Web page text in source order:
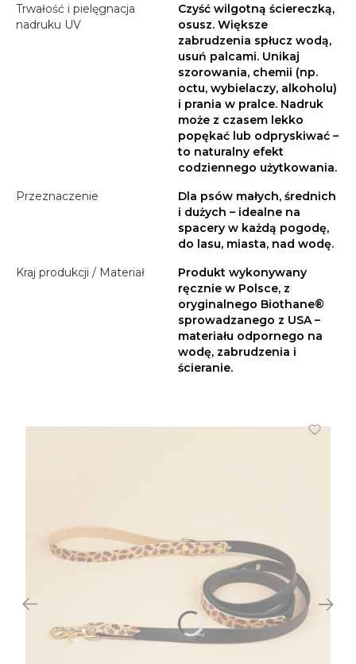
Trwałość i pielęgnacja
nadruku UV
Czyść wilgotną ściereczką,
osusz. Większe
zabrudzenia spłucz wodą,
usuń palcami. Unikaj
szorowania, chemii (np.
octu, wybielaczy, alkoholu)
i prania w pralce. Nadruk
może z czasem lekko
popękać lub odpryskiwać –
to naturalny efekt
codziennego użytkowania.
Przeznaczenie
Dla psów małych, średnich
i dużych – idealne na
spacery w każdą pogodę,
do lasu, miasta, nad wodę.
Kraj produkcji / Materiał
Produkt wykonywany
ręcznie w Polsce, z
oryginalnego Biothane®
sprowadzanego z USA –
materiału odpornego na
wodę, zabrudzenia i
ścieranie.